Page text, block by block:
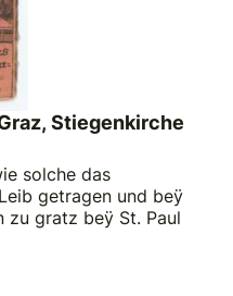
Stiegenkirche
solche das
getragen und beÿ
zu gratz beÿ St. Paul